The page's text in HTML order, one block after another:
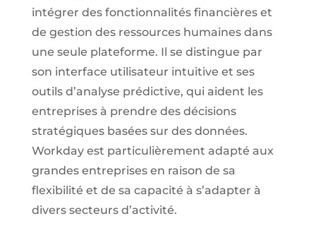
intégrer des fonctionnalités financières et
de gestion des ressources humaines dans
une seule plateforme. Il se distingue par
son interface utilisateur intuitive et ses
outils d’analyse prédictive, qui aident les
entreprises à prendre des décisions
stratégiques basées sur des données.
Workday est particulièrement adapté aux
grandes entreprises en raison de sa
flexibilité et de sa capacité à s’adapter à
divers secteurs d’activité.